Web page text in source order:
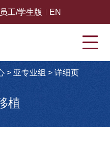
员工/学生版 EN
> 亚专业组 > 详细页
植